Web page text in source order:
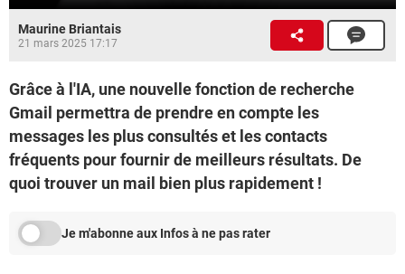
Maurine Briantais
21 mars 2025 17:17
Grâce à l'IA, une nouvelle fonction de recherche
Gmail permettra de prendre en compte les
messages les plus consultés et les contacts
fréquents pour fournir de meilleurs résultats. De
quoi trouver un mail bien plus rapidement !
Je m'abonne aux Infos à ne pas rater